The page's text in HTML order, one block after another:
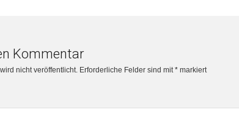
Kommentar
nicht veröffentlicht. Erforderliche Felder sind mit* markiert